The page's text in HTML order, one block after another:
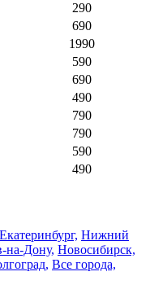
290
690
1990
590
690
490
790
790
590
490
Екатеринбург, Нижний
на-Дону, Новосибирск,
Все города,